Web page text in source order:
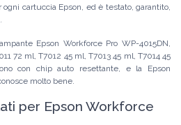
cartuccia Epson, ed è testato, garantito,
Epson Workforce Pro WP-4015DN,
72 ml, T7012 45 ml, T7013 45 ml, T7014 45
con chip auto resettante, e la Epson
molto bene.
per Epson Workforce